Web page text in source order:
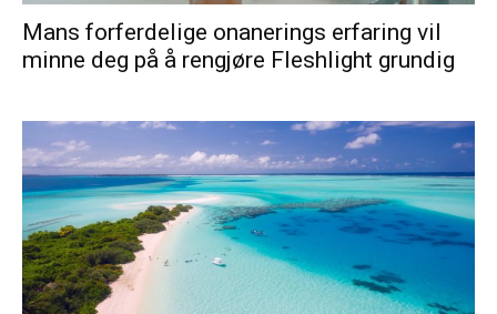
Mans forferdelige onanerings erfaring vil
minne deg på å rengjøre Fleshlight grundig